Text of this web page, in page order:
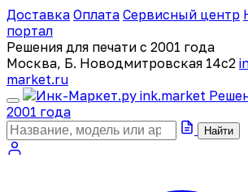
Доставка Оплата Сервисный центр
портал
Решения для печати с 2001 года
Москва, Б. Новодмитровская 14с2
market.ru
ink.market
2001 года
Найти